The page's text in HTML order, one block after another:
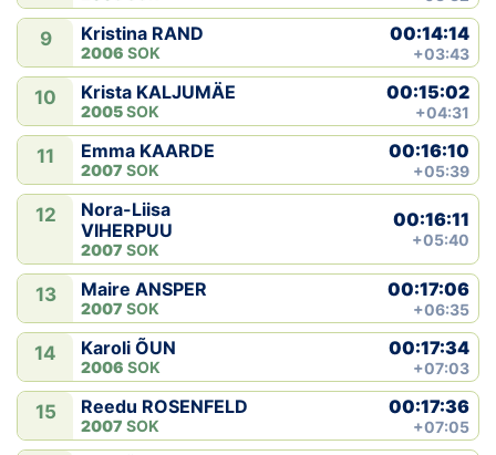
9 Kristina RAND
2006 SOK
00:14:14
+03:43
10 Krista KALJUMÄE
2005SOK
00:15:02
+04:31
11 Emma KAARDE
2007 SOK
00:16:10
+05:39
12
Nora-Liisa
VIHERPUU
2007 SOK
00:16:11
+05:40
13 Maire ANSPER
2007 SOK
00:17:06
+06:35
14 Karoli ÕUN
2006 SOK
00:17:34
+07:03
15 Reedu ROSENFELD
2007 SOK
00:17:36
+07:05